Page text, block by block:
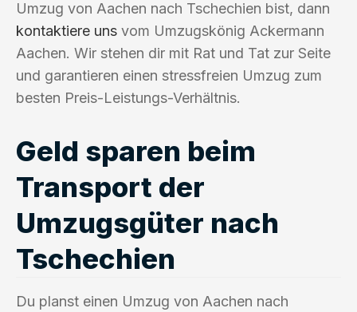
Umzug von Aachen nach Tschechien bist, dann
kontaktiere uns vom Umzugskönig Ackermann
Aachen. Wir stehen dir mit Rat und Tat zur Seite
und garantieren einen stressfreien Umzug zum
besten Preis-Leistungs-Verhältnis.
Geld sparen beim
Transport der
Umzugsgüter nach
Tschechien
Du planst einen Umzug von Aachen nach